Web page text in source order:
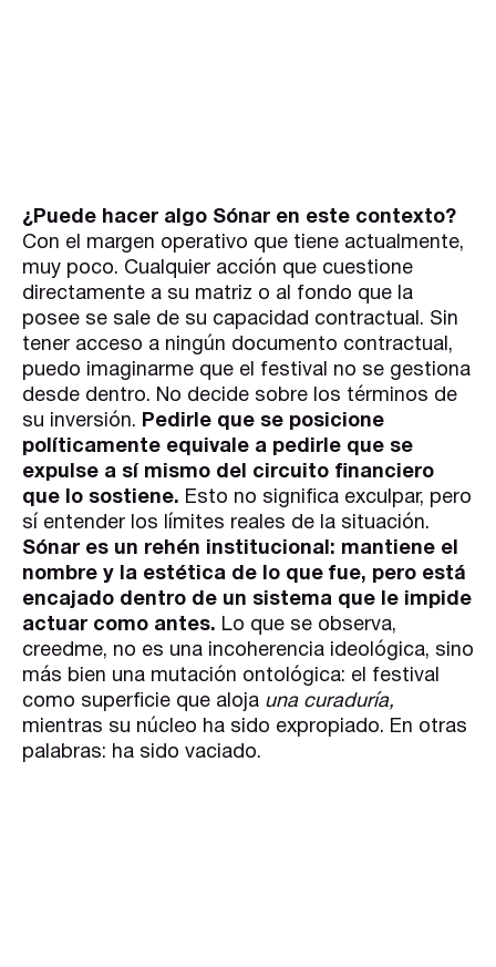
¿Puede hacer algo Sónar en este contexto?
Con el margen operativo que tiene actualmente,
muy poco. Cualquier acción que cuestione
directamente a su matriz o al fondo que la
posee se sale de su capacidad contractual. Sin
tener acceso a ningún documento contractual,
puedo imaginarme que el festival no se gestiona
desde dentro. No decide sobre los términos de
su inversión. Pedirle que se posicione
políticamente equivale a pedirle que se
expulse a sí mismo del circuito financiero
que lo sostiene. Esto no significa exculpar, pero
sí entender los límites reales de la situación.
Sónar es un rehén institucional: mantiene el
nombre y la estética de lo que fue, pero está
encajado dentro de un sistema que le impide
actuar como antes. Lo que se observa,
creedme, no es una incoherencia ideológica, sino
más bien una mutación ontológica: el festival
como superficie que aloja una curaduría,
mientras su núcleo ha sido expropiado. En otras
palabras: ha sido vaciado.